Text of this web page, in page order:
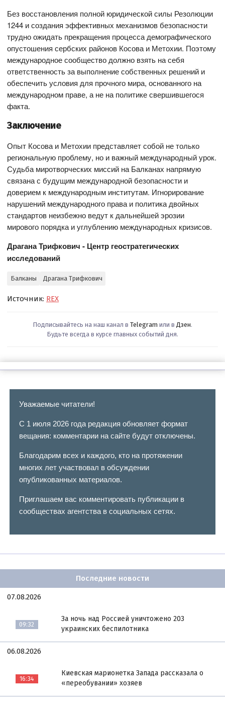
Без восстановления полной юридической силы Резолюции
1244 и создания эффективных механизмов безопасности
трудно ожидать прекращения процесса демографического
опустошения сербских районов Косова и Метохии. Поэтому
международное сообщество должно взять на себя
ответственность за выполнение собственных решений и
обеспечить условия для прочного мира, основанного на
международном праве, а не на политике свершившегося
факта.
Заключение
Опыт Косова и Метохии представляет собой не только
региональную проблему, но и важный международный урок.
Судьба миротворческих миссий на Балканах напрямую
связана с будущим международной безопасности и
доверием к международным институтам. Игнорирование
нарушений международного права и политика двойных
стандартов неизбежно ведут к дальнейшей эрозии
мирового порядка и углублению международных кризисов.
Драгана Трифкович - Центр геостратегических
исследований
Балканы Драгана Трифкович
Источник: REX
Подписывайтесь на наш канал в Telegram или в Дзен.
Будьте всегда в курсе главных событий дня.
Уважаемые читатели!
С 1 июля 2026 года редакция обновляет формат
вещания: комментарии на сайте будут отключены.
Благодарим всех и каждого, кто на протяжении
многих лет участвовал в обсуждении
опубликованных материалов.
Приглашаем вас комментировать публикации в
сообществах агентства в социальных сетях.
Последние новости
07.08.2026
09:32
За ночь над Россией уничтожено 203
украинских беспилотника
06.08.2026
16:34
Киевская марионетка Запада рассказала о
«переобувании» хозяев